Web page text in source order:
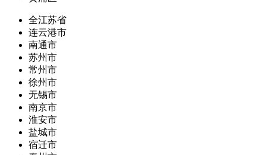
全江苏省
连云港市
南通市
苏州市
常州市
徐州市
无锡市
南京市
淮安市
盐城市
宿迁市